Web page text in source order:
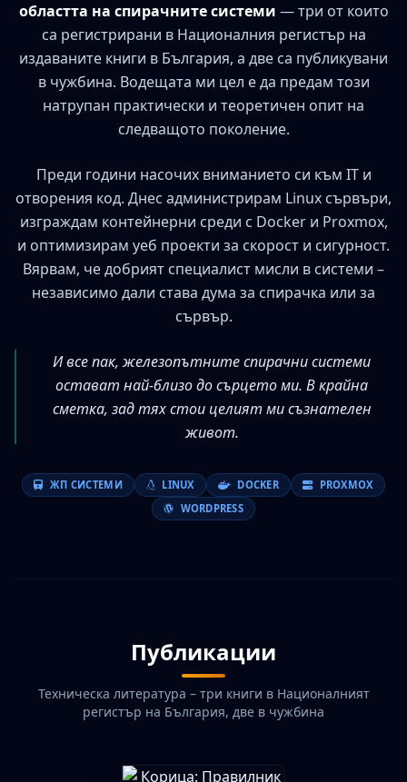
областта на спирачните системи — три от които
са регистрирани в Националния регистър на
издаваните книги в България, а две са публикувани
в чужбина. Водещата ми цел е да предам този
натрупан практически и теоретичен опит на
следващото поколение.
Преди години насочих вниманието си към IT и
отворения код. Днес администрирам Linux сървъри,
изграждам контейнерни среди с Docker и Proxmox,
и оптимизирам уеб проекти за скорост и сигурност.
Вярвам, че добрият специалист мисли в системи –
независимо дали става дума за спирачка или за
сървър.
И все пак, железопътните спирачни системи
остават най-близо до сърцето ми. В крайна
сметка, зад тях стои целият ми съзнателен
живот.
ЖП СИСТЕМИ LINUX DOCKER
PROXMOX
WORDPRESS
Публикации
Техническа литература – три книги в Националният
регистър на България, две в чужбина